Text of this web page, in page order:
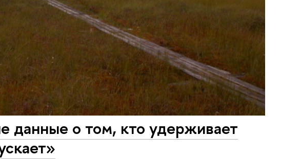
данные о том, кто удерживает